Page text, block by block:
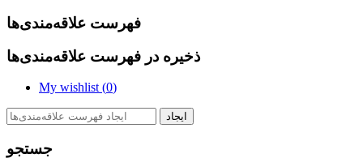
فهرست علاقه‌مندی‌ها
ذخیره در فهرست علاقه‌مندی‌ها
My wishlist (0)
ایجاد
جستجو